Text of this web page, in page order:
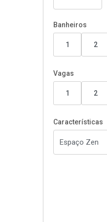
Banheiros
1 2
Vagas
1 2
Características